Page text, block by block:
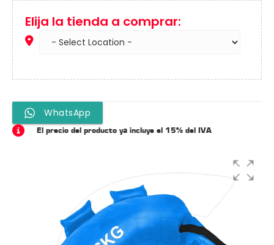
Elija la tienda a comprar:
WhatsApp
El precio del producto ya incluye el 15% del IVA